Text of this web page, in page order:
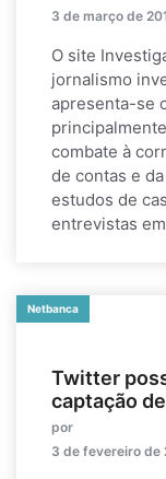
3 de março de
O site
jornalismo
apresenta-se
combate à
de contas e
estudos de
entrevistas
Netbanca
Twitter
captação
por
3 de fevereiro de